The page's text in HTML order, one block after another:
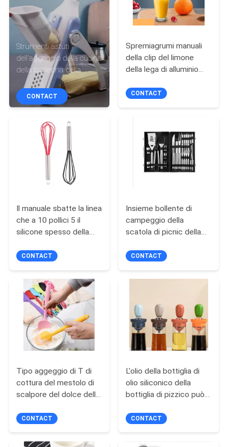
CONTROLLO
DI
QUALITÀ
CONTATTICI
RICHIEDA
CITAZIONE
MAPPA
SITO
POLICY
Strumenti astuti
dell'aggeggio della cucina
della taglierina della
grattugia di verdure
multifunzionale del
decespugliatore
CONTACT
Spremiagrumi manuali
della clip del limone
della lega di alluminio
Pressing Fruit And
CONTACT
Il manuale sbatte la linea
che a 10 pollici 5 il
silicone spesso della
inossidabile sbatte gli
all'ingrosso
CONTACT
Insieme bollente di
campeggio della
scatola di picnic della
di alluminio portatile di
CONTACT
Tipo aggeggio di T di
cottura del mestolo di
scalpore del dolce della
spianatrice del silicone
silicone
CONTACT
L'olio della bottiglia di
olio siliconico della
bottiglia di pizzico può
bollente della bottiglia
CONTACT